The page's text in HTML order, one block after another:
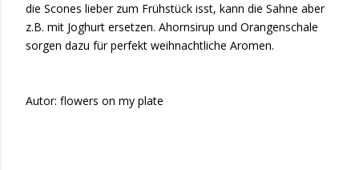
die Scones lieber zum Frühstück isst, kann die Sahne aber
z.B. mit Joghurt ersetzen. Ahornsirup und Orangenschale
sorgen dazu für perfekt weihnachtliche Aromen.
Autor: flowers on my plate